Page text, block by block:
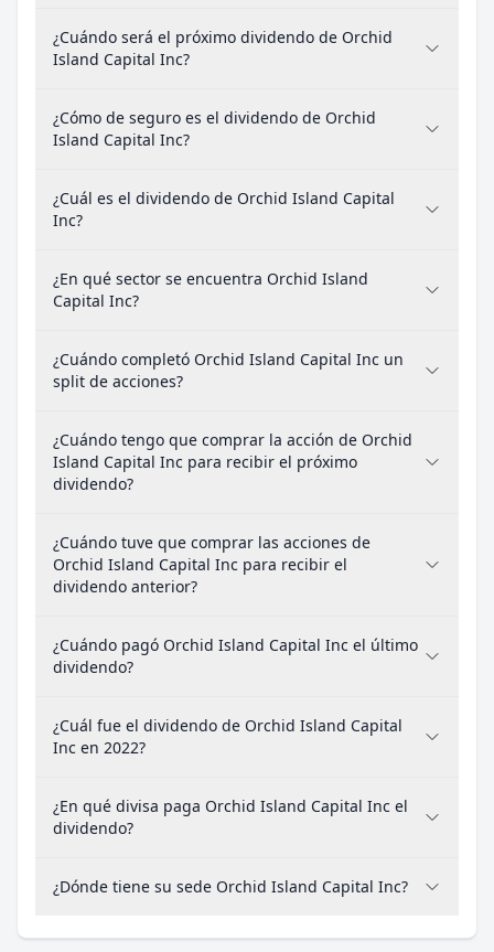
¿Cuándo será el próximo dividendo de Orchid
Island Capital Inc?
¿Cómo de seguro es el dividendo de Orchid
Island Capital Inc?
¿Cuál es el dividendo de Orchid Island Capital
Inc?
¿En qué sector se encuentra Orchid Island
Capital Inc?
¿Cuándo completó Orchid Island Capital Inc un
split de acciones?
¿Cuándo tengo que comprar la acción de Orchid
Island Capital Inc para recibir el próximo
dividendo?
¿Cuándo tuve que comprar las acciones de
Orchid Island Capital Inc para recibir el
dividendo anterior?
¿Cuándo pagó Orchid Island Capital Inc el último
dividendo?
¿Cuál fue el dividendo de Orchid Island Capital
Inc en 2022?
¿En qué divisa paga Orchid Island Capital Inc el
dividendo?
¿Dónde tiene su sede Orchid Island Capital Inc?